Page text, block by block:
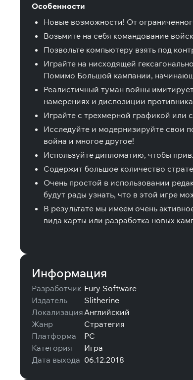
Особенности
Новые возможности! От
Возьмите на себя командование
Позвольте компьютеру взять под
Играйте на нисходящей
Помимо Большой кампании,
Реалистичный туман войны
намерениях и диспозиции
Играйте с трехмерной графикой или
Исследуйте и модернизируйте свои
война и многое другое!
Используйте дипломатию, чтобы
Содержит большое количество
Очень простой в использовании
будут рады узнать, что в этой игре
В результате мы имеем очень
вида карты или разработка новых
Информация
Разработчик Fury Software
Издатель
Slitherine
ЛокализацияАнглийский
Жанр
Стратегия
Платформа
PC
Категория
Игра
Дата выхода 06.12.2018